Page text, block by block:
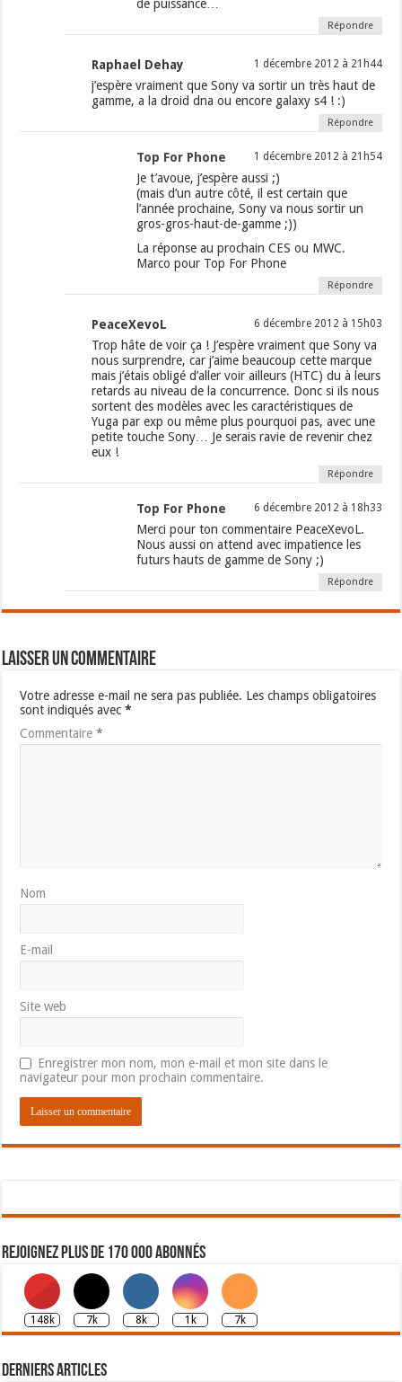
de puissance…
Répondre
Raphael Dehay 1 décembre 2012 à 21h44
j’espère vraiment que Sony va sortir un très haut de
gamme, a la droid dna ou encore galaxy s4 ! :)
Répondre
Top For Phone 1 décembre 2012 à 21h54
Je t’avoue, j’espère aussi ;)
(mais d’un autre côté, il est certain que
l’année prochaine, Sony va nous sortir un
gros-gros-haut-de-gamme ;))
La réponse au prochain CES ou MWC.
Marco pour Top For Phone
Répondre
PeaceXevoL 6 décembre 2012 à 15h03
Trop hâte de voir ça ! J’espère vraiment que Sony va
nous surprendre, car j’aime beaucoup cette marque
mais j’étais obligé d’aller voir ailleurs (HTC) du à leurs
retards au niveau de la concurrence. Donc si ils nous
sortent des modèles avec les caractéristiques de
Yuga par exp ou même plus pourquoi pas, avec une
petite touche Sony… Je serais ravie de revenir chez
eux !
Répondre
Top For Phone 6 décembre 2012 à 18h33
Merci pour ton commentaire PeaceXevoL.
Nous aussi on attend avec impatience les
futurs hauts de gamme de Sony ;)
Répondre
Laisser un commentaire
Votre adresse e-mail ne sera pas publiée. Les champs obligatoires
sont indiqués avec*
Commentaire*
Nom
E-mail
Site web
Enregistrer mon nom, mon e-mail et mon site dans le
navigateur pour mon prochain commentaire.
Rejoignez plus de 170 000 abonnés
148k 7k 8k 1k 7k
Derniers articles